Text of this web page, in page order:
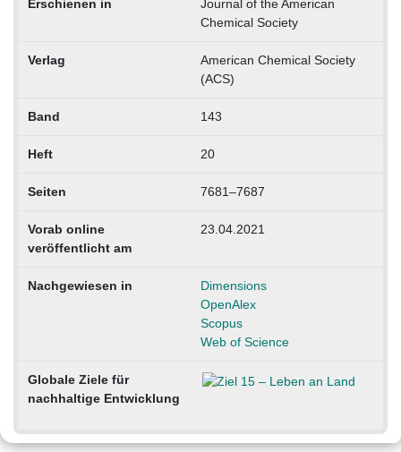
Erschienen in
Journal of the American
Chemical Society
Verlag
American Chemical Society
(ACS)
Band 143
Heft 20
Seiten 7681–7687
Vorab online
veröffentlicht am
23.04.2021
Nachgewiesen in
Dimensions
OpenAlex
Scopus
Web of Science
Globale Ziele für
nachhaltige Entwicklung